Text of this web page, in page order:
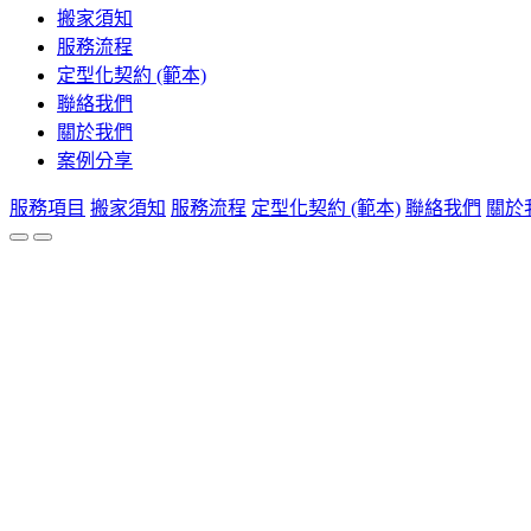
搬家須知
服務流程
定型化契約 (範本)
聯絡我們
關於我們
案例分享
服務項目 搬家須知 服務流程 定型化契約 (範本) 聯絡我們 關於